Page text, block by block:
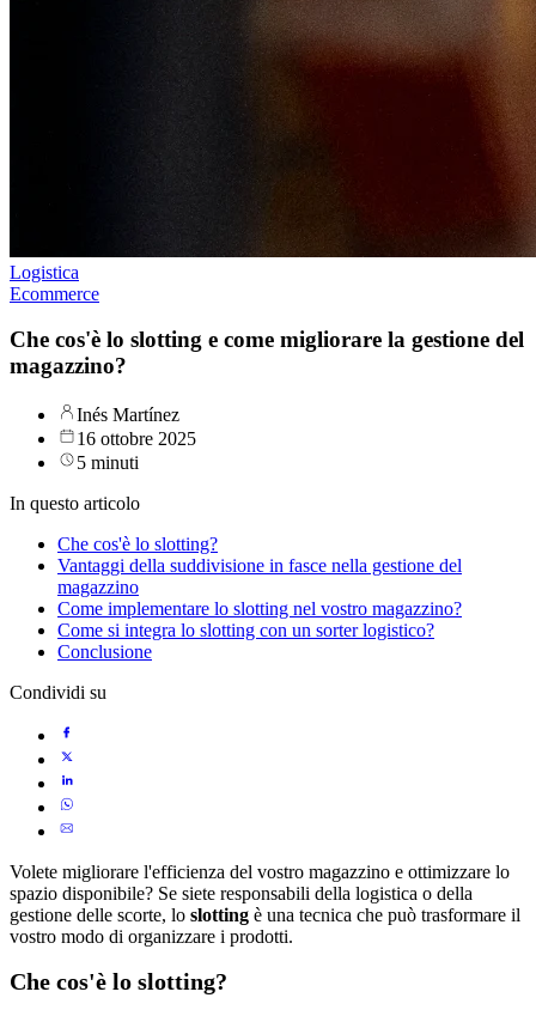
Logistica
Ecommerce
Che cos'è lo slotting e come migliorare la gestione del
magazzino?
Inés Martínez
16 ottobre 2025
5 minuti
In questo articolo
Che cos'è lo slotting?
Vantaggi della suddivisione in fasce nella gestione del
magazzino
Come implementare lo slotting nel vostro magazzino?
Come si integra lo slotting con un sorter logistico?
Conclusione
Condividi su
Volete migliorare l'efficienza del vostro magazzino e ottimizzare lo
spazio disponibile? Se siete responsabili della logistica o della
gestione delle scorte, lo slotting è una tecnica che può trasformare il
vostro modo di organizzare i prodotti.
Che cos'è lo slotting?